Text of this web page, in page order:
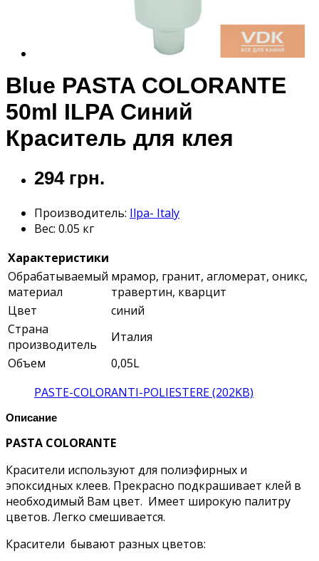
Blue PASTA COLORANTE
50ml ILPA Синий
Краситель для клея
294 грн.
Производитель: Ilpa- Italy
Вес: 0.05 кг
Характеристики
Обрабатываемый
материал
мрамор, гранит, агломерат, оникс,
травертин, кварцит
Цвет
синий
Страна
производитель
Италия
Объем
0,05L
PASTE-COLORANTI-POLIESTERE (202KB)
Описание
PASTA COLORANTE
Красители используют для полиэфирных и
эпоксидных клеев. Прекрасно подкрашивает клей в
необходимый Вам цвет. Имеет широкую палитру
цветов. Легко смешивается.
Красители бывают разных цветов: